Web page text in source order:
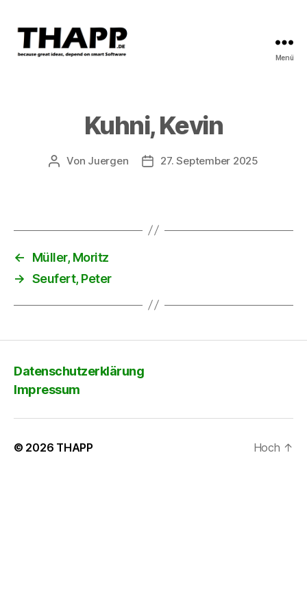
Menü
Kuhni, Kevin
Beitragsautor
Von Juergen Beitragsdatum
27. September 2025
←
Müller, Moritz
→ Seufert, Peter
Datenschutzerklärung
Impressum
© 2026 THAPP Hoch ↑